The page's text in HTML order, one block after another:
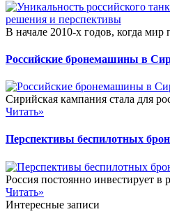
В начале 2010-х годов, когда мир
Российские бронемашины в
Сирийская кампания стала для
Читать»
Перспективы беспилотных
Россия постоянно инвестирует в
Читать»
Интересные записи